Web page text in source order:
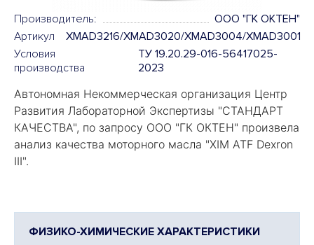
Производитель:
ООО "ГК ОКТЕН"
Артикул
XMAD3216/XMAD3020/XMAD3004/XMAD3001
Условия
производства
ТУ 19.20.29-016-56417025-
2023
Автономная Некоммерческая организация Центр
Развития Лабораторной Экспертизы "СТАНДАРТ
КАЧЕСТВА", по запросу ООО "ГК ОКТЕН" произвела
анализ качества моторного масла "XIM ATF Dexron
III".
ФИЗИКО-ХИМИЧЕСКИЕ ХАРАКТЕРИСТИКИ